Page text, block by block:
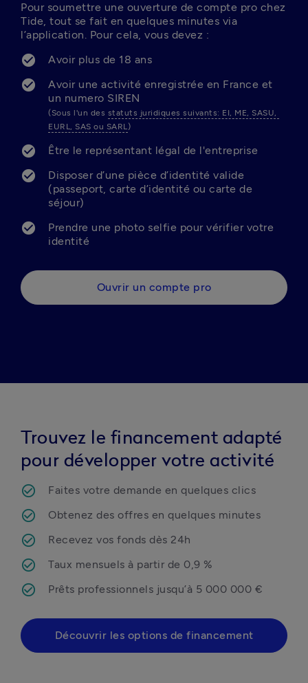
Pour soumettre une ouverture de compte pro chez
Tide, tout se fait en quelques minutes via
l’application. Pour cela, vous devez :
Avoir plus de 18 ans
Avoir une activité enregistrée en France et
(Sous l'un des statuts juridiques suivants: EI, ME, SASU,
EURL, SAS ou SARL)
Être le représentant légal de l'entreprise
Disposer d’une pièce d’identité valide
(passeport, carte d’identité ou carte de
séjour)
Prendre une photo selfie pour vérifier votre
identité
Ouvrir un compte pro
Trouvez le financement adapté
pour développer votre activité
Faites votre demande en quelques clics
Obtenez des offres en quelques minutes
Recevez vos fonds dès 24h
Taux mensuels à partir de 0,9 %
Prêts professionnels jusqu’à 5 000 000 €
Découvrir les options de financement